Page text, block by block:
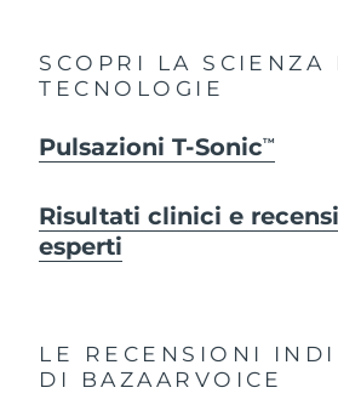
SCOPRI LA SCIENZA
TECNOLOGIE
Pulsazioni T-SonicTM
Risultati clinici e
esperti
LE RECENSIONI
DI BAZAARVOICE